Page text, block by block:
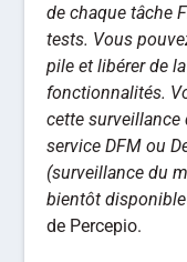
de chaque tâche
tests. Vous
pile et libérer de
fonctionnalités.
cette surveillance
service DFM ou
(surveillance du
bientôt disponible
de Percepio.